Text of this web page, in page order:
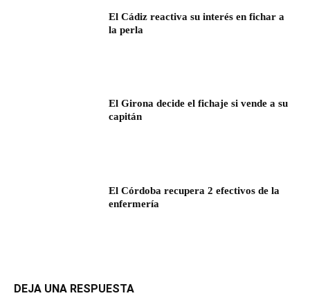
El Cádiz reactiva su interés en fichar a
la perla
El Girona decide el fichaje si vende a su
capitán
El Córdoba recupera 2 efectivos de la
enfermería
DEJA UNA RESPUESTA